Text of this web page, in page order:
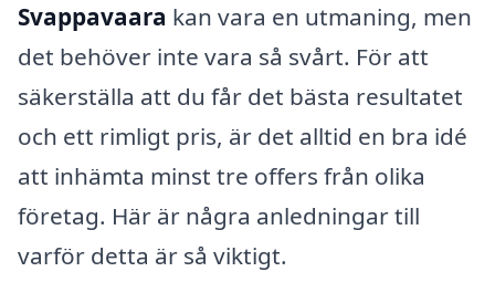
Svappavaara kan vara en utmaning, men
det behöver inte vara så svårt. För att
säkerställa att du får det bästa resultatet
och ett rimligt pris, är det alltid en bra idé
att inhämta minst tre offers från olika
företag. Här är några anledningar till
varför detta är så viktigt.